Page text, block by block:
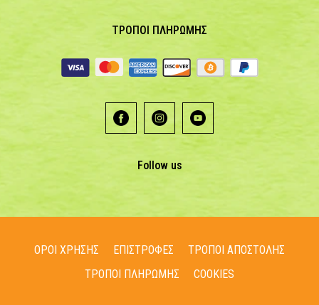
ΤΡΟΠΟΙ ΠΛΗΡΩΜΗΣ
Follow us
ΟΡΟΙ ΧΡΗΣΗΣ ΕΠΙΣΤΡΟΦΕΣ
ΤΡΟΠΟΙ ΑΠΟΣΤΟΛΗΣ
ΤΡΟΠΟΙ ΠΛΗΡΩΜΗΣ
COOKIES